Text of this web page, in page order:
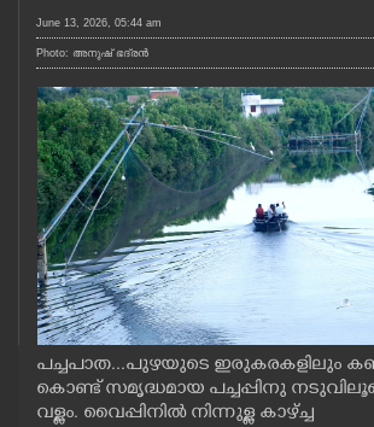
KERALA
LOCAL
OBITUARY
NEWS 360
CASE DIARY
CINEMA
June 13, 2026, 05:44 am
Photo: അനുഷ്‍ ഭദ്രൻ
പച്ചപാത...പുഴയുടെ ഇരുകരകളിലും
കൊണ്ട് സമൃദ്ധമായ പച്ചപ്പിനു
വള്ളം. വൈപ്പിനിൽ നിന്നുള്ള കാഴ്ച്ച